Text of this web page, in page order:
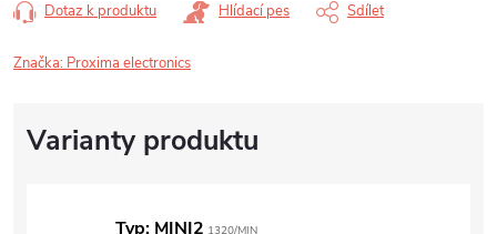
Dotaz k produktu Hlídací pes Sdílet
Značka: Proxima electronics
Typ: MINI2 1320/MIN